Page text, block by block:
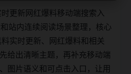
更新网红爆料移动端搜索入
站内连续阅读场景整理，核心
实时更新、网红爆料和相关
给出清晰主题，再补充移动端
图片语义和可点击入口，让用